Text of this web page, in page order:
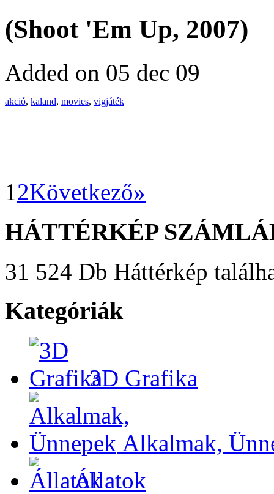
(Shoot 'Em Up, 2007)
Added on 05 dec 09
akció, kaland, movies, vigjáték
12Következő»
HÁTTÉRKÉP
31 524 Db Háttérkép
Kategóriák
3D Grafika
Alkalmak,
Állatok